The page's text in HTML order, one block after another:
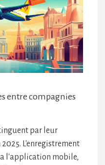
entre compagnies
par leur
L'enregistrement
l'application mobile,